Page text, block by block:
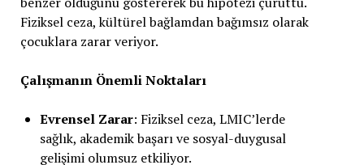
Fiziksel ceza, kültürel bağlamdan bağımsız olarak
çocuklara zarar veriyor.
Çalışmanın Önemli Noktaları
Evrensel Zarar: Fiziksel ceza, LMIC’lerde
sağlık, akademik başarı ve sosyal-duygusal
gelişimi olumsuz etkiliyor.